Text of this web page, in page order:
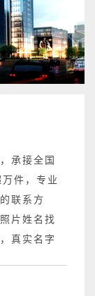
承接全国
件，专业
联系方
片姓名找
真实名字